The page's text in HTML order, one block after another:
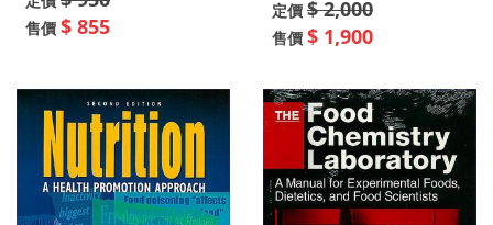
售價 $ 855
定價 $ 2,000
售價 $ 1,900